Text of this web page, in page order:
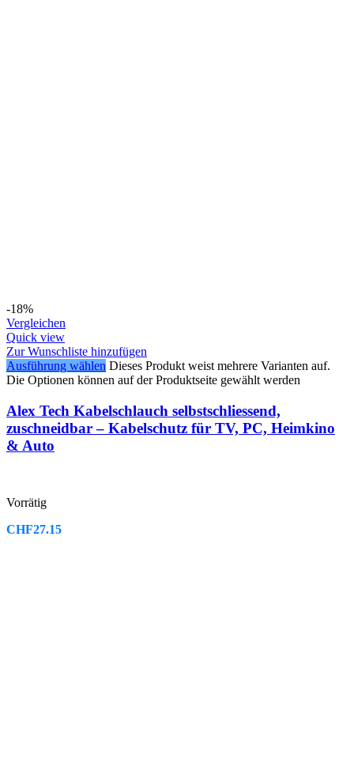
-18%
Vergleichen
Quick view
Zur Wunschliste hinzufügen
Ausführung wählen Dieses Produkt weist mehrere Varianten auf.
Die Optionen können auf der Produktseite gewählt werden
Alex Tech Kabelschlauch selbstschliessend,
zuschneidbar – Kabelschutz für TV, PC, Heimkino
& Auto
Vorrätig
CHF27.15